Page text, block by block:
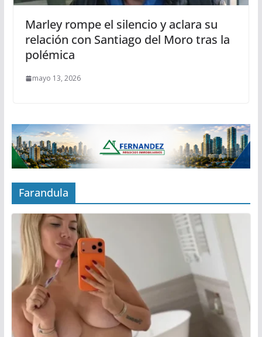
Marley rompe el silencio y aclara su
relación con Santiago del Moro tras la
polémica
mayo 13, 2026
Farandula